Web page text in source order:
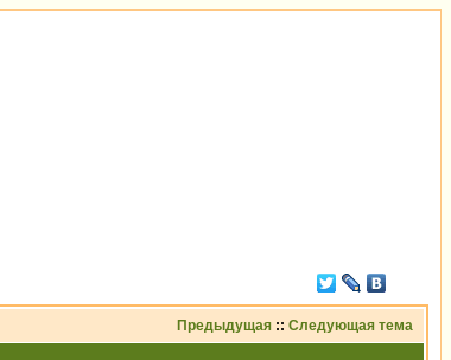
Предыдущая :: Следующая тема